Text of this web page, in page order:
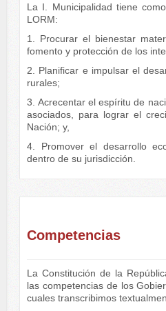
La I. Municipalidad tiene
LORM:
1. Procurar el bienestar
fomento y protección de los
2. Planificar e impulsar el
rurales;
3. Acrecentar el espíritu de
asociados, para lograr el
Nación; y,
4. Promover el desarrollo
dentro de su jurisdicción.
Competencias
La Constitución de la
las competencias de los
cuales transcribimos